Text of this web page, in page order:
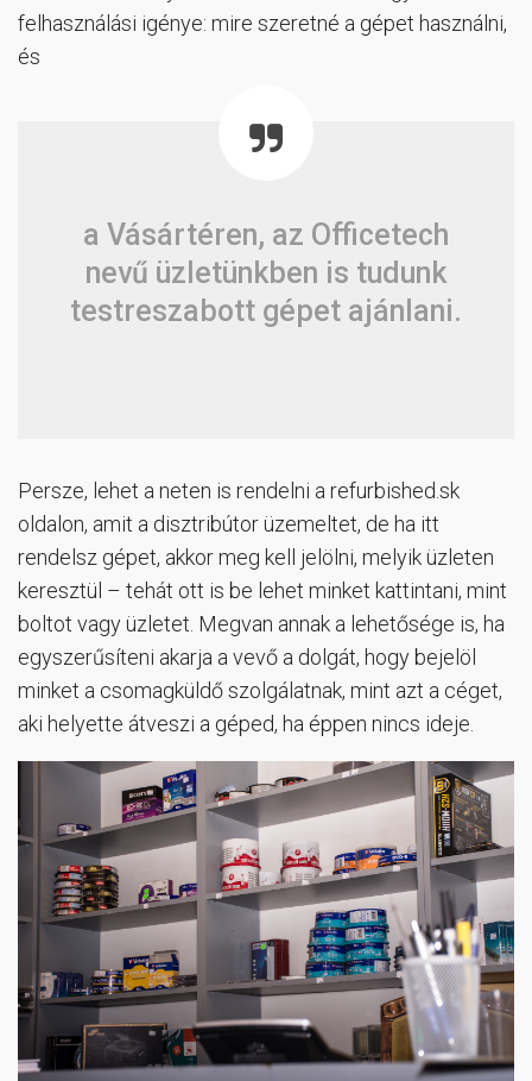
felhasználási igénye: mire szeretné a gépet használni,
és
a Vásártéren, az Officetech
nevű üzletünkben is tudunk
testreszabott gépet ajánlani.
Persze, lehet a neten is rendelni a refurbished.sk
oldalon, amit a disztribútor üzemeltet, de ha itt
rendelsz gépet, akkor meg kell jelölni, melyik üzleten
keresztül – tehát ott is be lehet minket kattintani, mint
boltot vagy üzletet. Megvan annak a lehetősége is, ha
egyszerűsíteni akarja a vevő a dolgát, hogy bejelöl
minket a csomagküldő szolgálatnak, mint azt a céget,
aki helyette átveszi a géped, ha éppen nincs ideje.